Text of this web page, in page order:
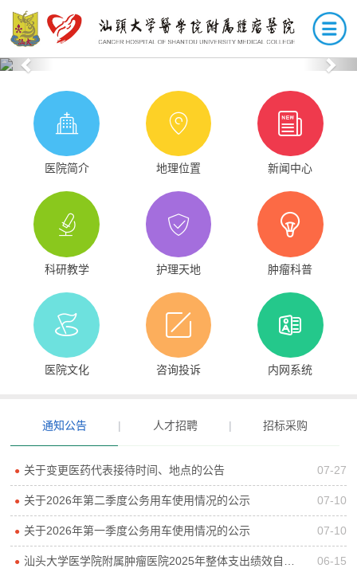
Previous
医院简介 地理位置 新闻中心
科研教学 护理天地 肿瘤科普
医院文化 咨询投诉 内网系统
通知公告 | 人才招聘 | 招标采购
● 关于变更医药代表接待时间、地点的公告 07-27
● 关于2026年第二季度公务用车使用情况的公示 07-10
● 关于2026年第一季度公务用车使用情况的公示 07-10
● 汕头大学医学院附属肿瘤医院2025年整体支出绩效自评报告 06-15